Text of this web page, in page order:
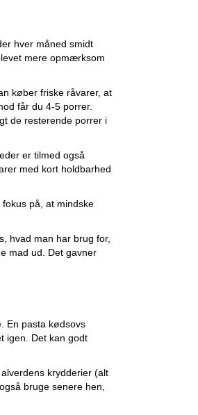
hver måned smidt
mere opmærksom
køber friske råvarer, at
får du 4-5 porrer.
de resterende porrer i
er tilmed også
med kort holdbarhed
på, at mindske
hvad man har brug for,
mad ud. Det gavner
En pasta kødsovs
igen. Det kan godt
krydderier (alt
bruge senere hen,